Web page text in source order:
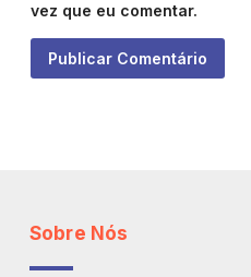
vez que eu comentar.
Sobre Nós